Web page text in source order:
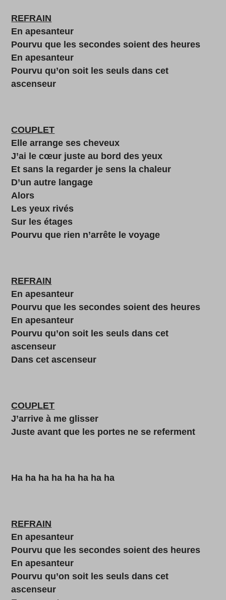
REFRAIN
En apesanteur
Pourvu que les secondes soient des heures
En apesanteur
Pourvu qu’on soit les seuls dans cet
ascenseur
COUPLET
Elle arrange ses cheveux
J’ai le cœur juste au bord des yeux
Et sans la regarder je sens la chaleur
D’un autre langage
Alors
Les yeux rivés
Sur les étages
Pourvu que rien n’arrête le voyage
REFRAIN
En apesanteur
Pourvu que les secondes soient des heures
En apesanteur
Pourvu qu’on soit les seuls dans cet
ascenseur
Dans cet ascenseur
COUPLET
J’arrive à me glisser
Juste avant que les portes ne se referment
Ha ha ha ha ha ha ha ha
REFRAIN
En apesanteur
Pourvu que les secondes soient des heures
En apesanteur
Pourvu qu’on soit les seuls dans cet
ascenseur